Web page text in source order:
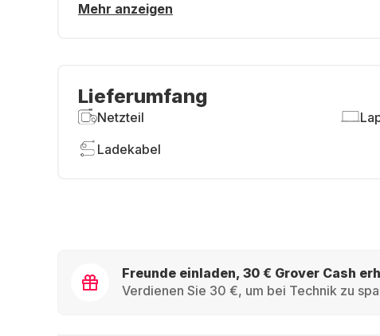
Mehr anzeigen
Lieferumfang
Netzteil
Ladekabel
Freunde einladen, 30 € Grover Cash
Verdienen Sie 30 €, um bei Technik zu